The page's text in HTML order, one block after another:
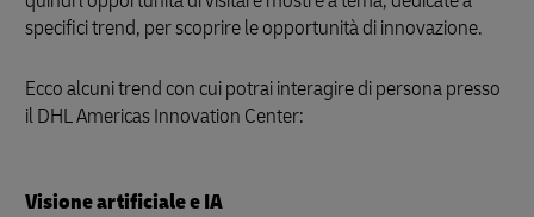
specifici trend, per scoprire le opportunità di innovazione.
Ecco alcuni trend con cui potrai interagire di persona presso
il DHL Americas Innovation Center:
Visione artificiale e IA